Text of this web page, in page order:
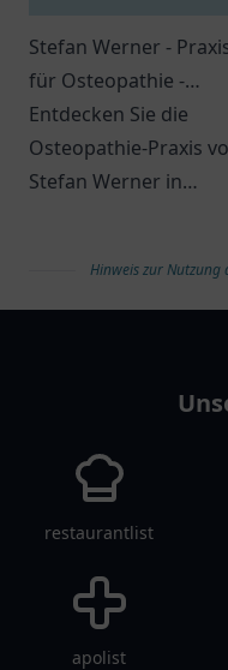
Stefan Werner -
für Osteopathie -
ganzheitlicher Ansatz
zur
Entdecken Sie die
Osteopathie-Praxis
Stefan Werner in
Schmerzbehandlung
und Unterstützung
Hinweis zur Nutzung
restaurantlist
apolist